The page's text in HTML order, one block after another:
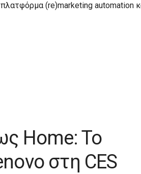
(re)marketing automation
Home: Το
στη CES